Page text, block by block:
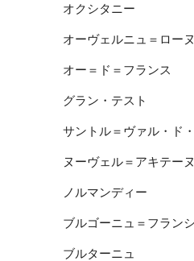
オクシタニー
オーヴェルニュ＝ロー
オー＝ド＝フランス
グラン・テスト
サントル＝ヴァル・ド
ヌーヴェル＝アキテーヌ
ノルマンディー
ブルゴーニュ＝フラン
ブルターニュ